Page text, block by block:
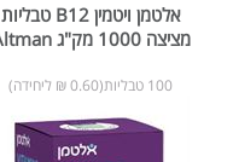
אלטמן ויטמין B12 טבליות
מציצה 1000 מק"ג Altman
100 טבליות(0.60 ₪ ליחידה)